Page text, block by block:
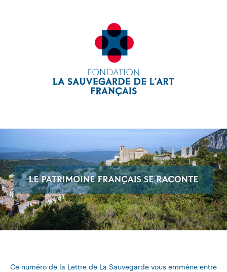
Ce numéro de la Lettre de La Sauvegarde vous emmène entre